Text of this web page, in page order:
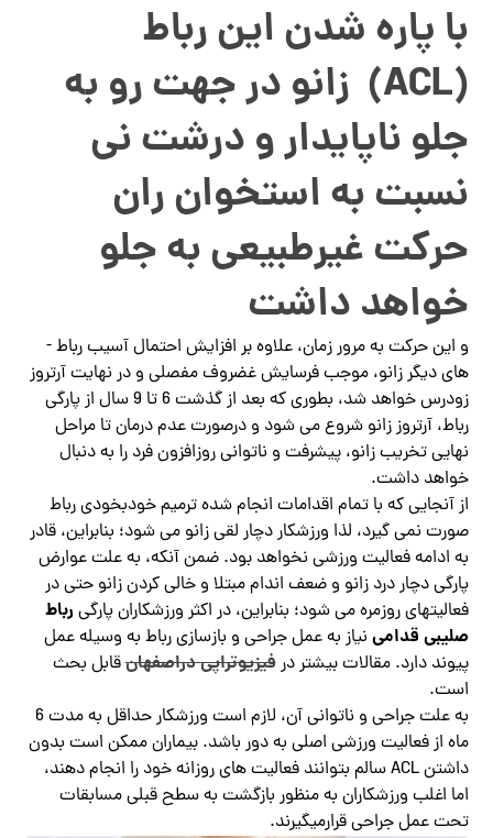
با پاره شدن این رباط
(ACL) زانو در جهت رو به
جلو ناپایدار و درشت نی
نسبت به استخوان ران
حرکت غیرطبیعی به جلو
خواهد داشت
و این حرکت به مرور زمان، علاوه بر افزایش احتمال آسیب رباط ­
های دیگر زانو، موجب فرسایش غضروف مفصلی و در نهایت آرتروز
زودرس خواهد شد، بطوری که بعد از گذشت 6 تا 9 سال از پارگی
رباط، آرتروز زانو شروع می شود و درصورت عدم درمان تا مراحل
نهایی تخریب زانو، پیشرفت و ناتوانی روزافزون فرد را به دنبال
خواهد داشت.
از آنجایی که با تمام اقدامات انجام شده ترمیم خودبخودی رباط
صورت نمی گیرد، لذا ورزشکار دچار لقی زانو می شود؛ بنابراین، قادر
به ادامه فعالیت ورزشی نخواهد بود. ضمن آنکه، به علت عوارض
پارگی دچار درد زانو و ضعف اندام مبتلا و خالی کردن زانو حتی در
فعالیتهای روزمره می شود؛ بنابراین، در اکثر ورزشکاران پارگی رباط
صلیبی قدامی نیاز به عمل جراحی و بازسازی رباط به وسیله عمل
پیوند دارد. مقالات بیشتر درفیزیوتراپی دراصفهانقابل بحث
است.
به علت جراحی و ناتوانی آن، لازم است ورزشکار حداقل به مدت 6
ماه از فعالیت ورزشی اصلی به دور باشد. بیماران ممکن است بدون
داشتن ACL سالم بتوانند فعالیت های روزانه خود را انجام دهند،
اما اغلب ورزشکاران به منظور بازگشت به سطح قبلی مسابقات
تحت عمل جراحی قرارمی­گیرند.